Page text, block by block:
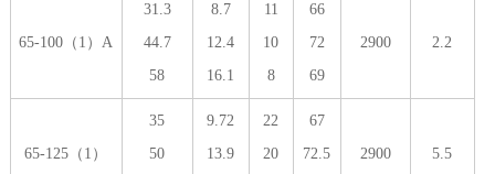
65-100（1）A
31.3
44.7
58
8.7
12.4
16.1
11
10
8
66
72
69
2900 2.2
65-125（1）
35
50
9.72
13.9
22
20
67
72.5
2900 5.5